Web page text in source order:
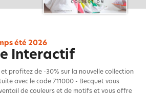
été 2026
Interactif
et profitez de -30% sur la nouvelle collection
avec le code 711000 - Becquet vous
de couleurs et de motifs et vous offre